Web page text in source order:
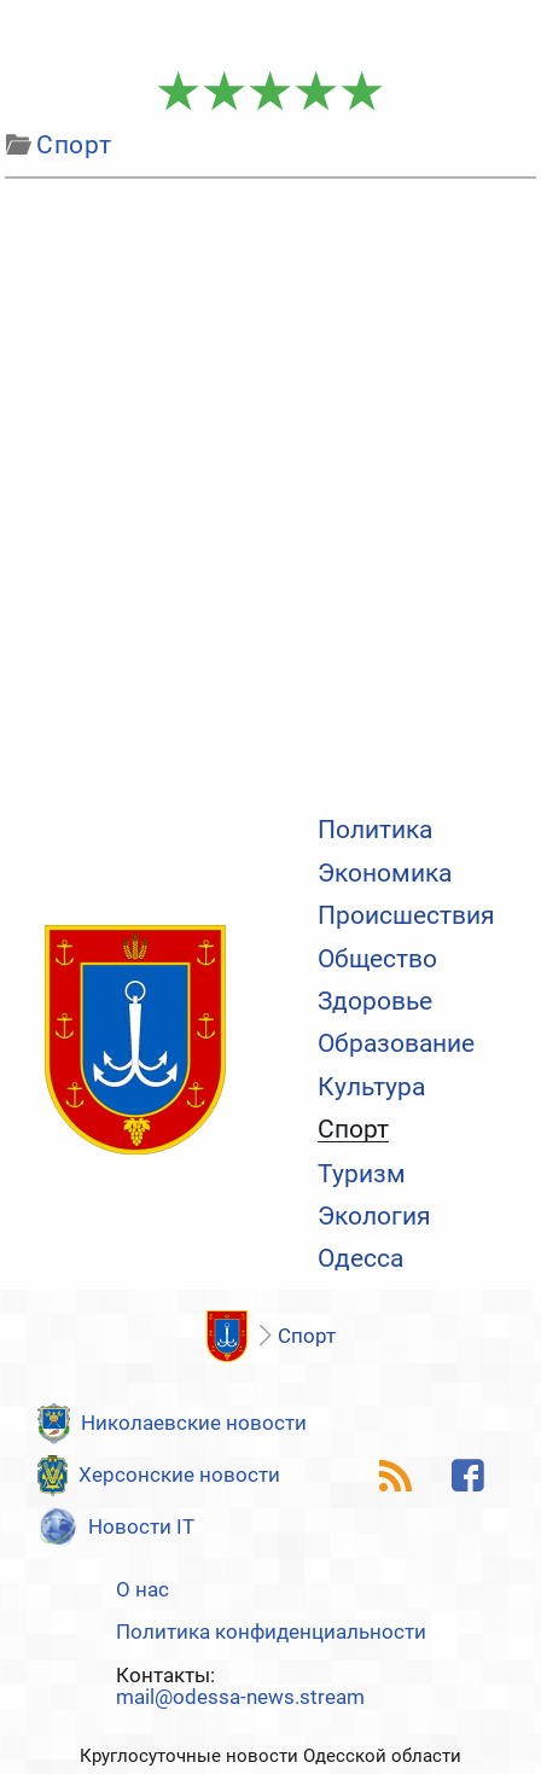
Политика
Экономика
Происшествия
Общество
Здоровье
Образование
Культура
Спорт
Туризм
Экология
Одесса
Спорт
Спорт
Николаевские новости
Херсонские новости
Новости IT
О нас
Политика конфиденциальности
Контакты:
mail@odessa-news.stream
Круглосуточные новости Одесской области